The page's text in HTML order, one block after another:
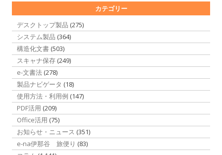
カテゴリー
デスクトップ製品 (275)
システム製品 (364)
構造化文書 (503)
スキャナ保存 (249)
e-文書法 (278)
製品ナビゲータ (18)
使用方法・利用例 (147)
PDF活用 (209)
Office活用 (75)
お知らせ・ニュース (351)
e-na伊那谷 旅便り (83)